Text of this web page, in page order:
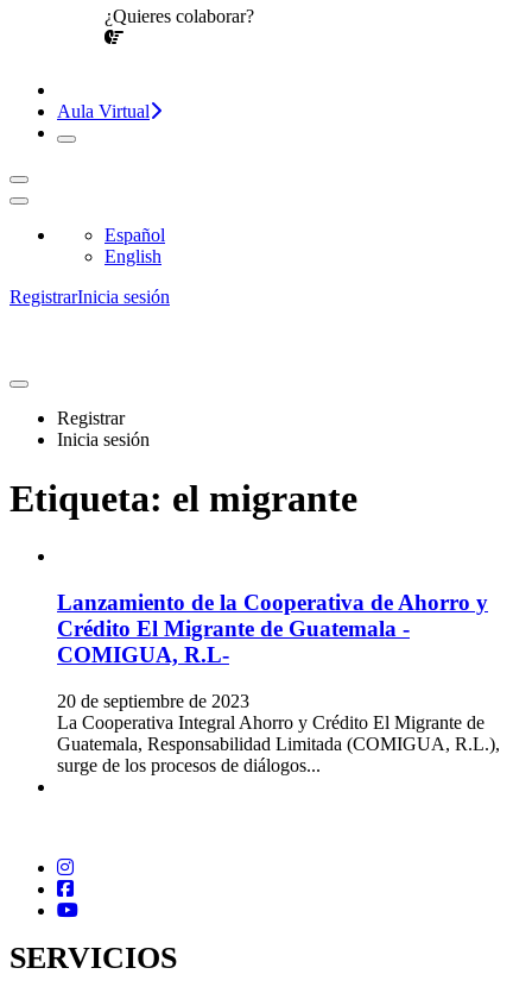
¿Quieres colaborar?
Aula Virtual
Español
English
RegistrarInicia sesión
Registrar
Inicia sesión
Etiqueta: el migrante
Lanzamiento de la Cooperativa de Ahorro y
Crédito El Migrante de Guatemala -
COMIGUA, R.L-
20 de septiembre de 2023
La Cooperativa Integral Ahorro y Crédito El Migrante de
Guatemala, Responsabilidad Limitada (COMIGUA, R.L.),
surge de los procesos de diálogos...
SERVICIOS